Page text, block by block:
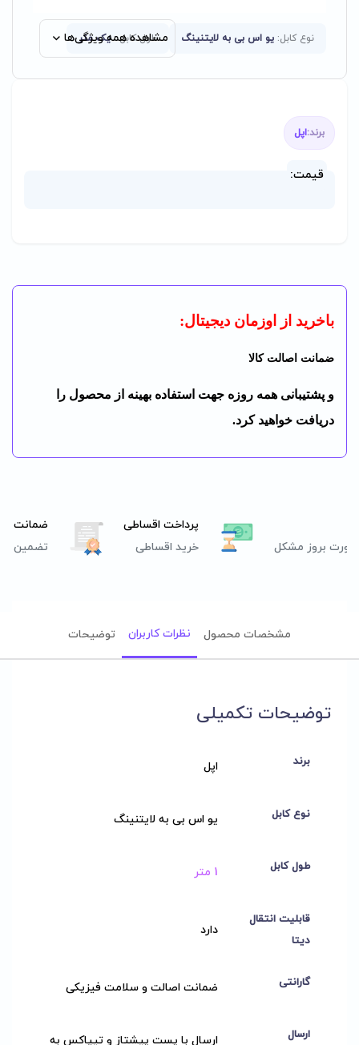
نوع کابل: یو اس بی به لایتنینگ طول کابل : یک متر
مشاهده همه ویژگی‌ها
برند:اپل
قیمت:
باخرید از اوزمان دیجیتال:
ضمانت اصالت کالا
و پشتیبانی همه روزه جهت استفاده بهینه از محصول را
دریافت خواهید کرد.
بروز مشکل
پرداخت اقساطی
خرید اقساطی
ضمانت
تضمین
مشخصات محصول نظرات کاربران توضیحات
توضیحات تکمیلی
برند اپل
نوع کابل یو اس بی به لایتنینگ
طول کابل 1 متر
قابلیت انتقال
دیتا
دارد
گارانتی ضمانت اصالت و سلامت فیزیکی
ارسال ارسال با پست پیشتاز و تیپاکس به